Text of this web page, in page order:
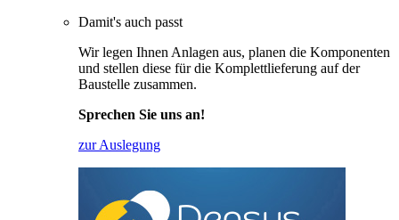
Damit's auch passt
Wir legen Ihnen Anlagen aus, planen die Komponenten
und stellen diese für die Komplettlieferung auf der
Baustelle zusammen.
Sprechen Sie uns an!
zur Auslegung